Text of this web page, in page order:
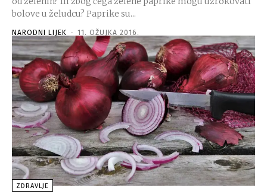
bolove u želudcu? Paprike su...
NARODNI LIJEK - 11. OŽUJKA 2016.
ZDRAVLJE